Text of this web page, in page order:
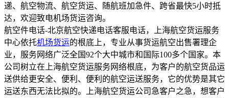
递、航空物流、航空货运、随航班加急件、跨省最快5小时抵
达，欢迎致电机场货运咨询。
航空件电话-北京航空快递电话客服电话，上海航空货运服务
中心依托机场货运的根底上，专业从事货运航空出售署理企
业，服务网络广泛全国92个大中城市和国际100多个国家。本
公司树立在上海航空货运服务网络根底，为客户的航空货品运
送供给更安全、便利、便利的航空运送服务，它的优势是其它
运送东西无法比拟的。上海航空货运公司急客户之急，想客户